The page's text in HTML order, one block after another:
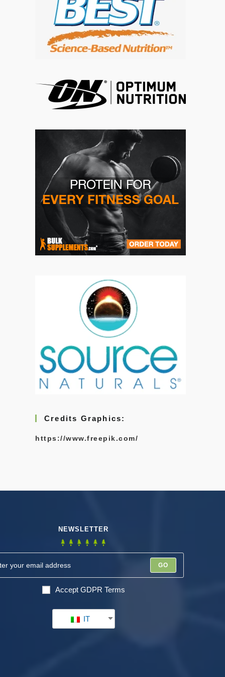
Credits Graphics:
https://www.freepik.com/
NEWSLETTER
GO
Accept GDPR Terms
IT